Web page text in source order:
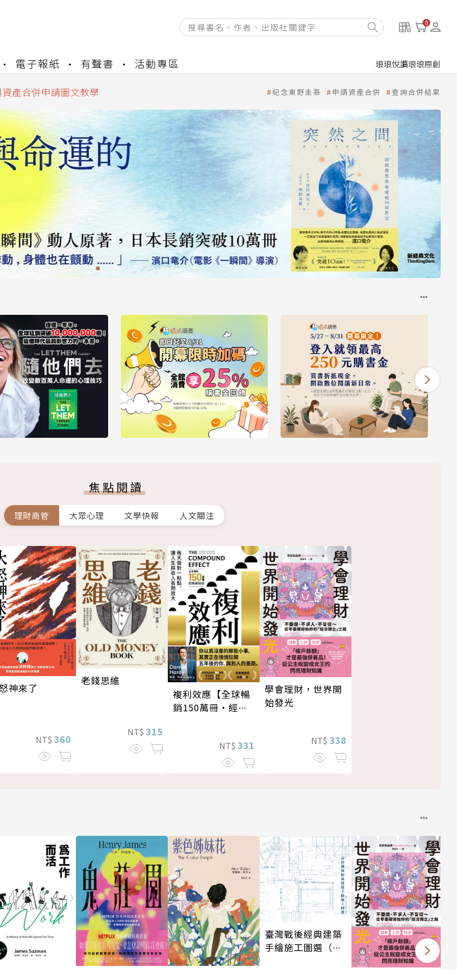
0
電子報紙 有聲書 活動專區 琅琅悅讀琅琅原創
合併結果查詢
紀念東野圭吾 申請資產合併 查詢合併結果
焦點閱讀
理財商管 大眾心理 文學快報 人文關注
神來了
NT$ 360
老錢思維
NT$ 315
複利效應【全球暢
銷150萬冊・經典
NT$ 331
學會理財，世界開
始發光
NT$ 338
臺灣戰後經典建築
手繪施工圖選（二